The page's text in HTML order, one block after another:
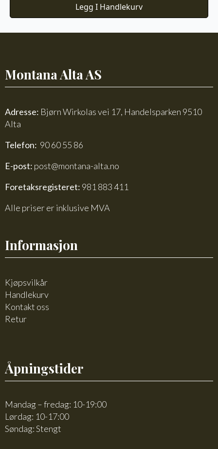
Legg I Handlekurv
Montana Alta AS
Adresse: Bjørn Wirkolas vei 17, Handelsparken 9510
Alta
Telefon: 90 60 55 86
E-post: post@montana-alta.no
Foretaksregisteret: 981 883 411
Alle priser er inklusive MVA
Informasjon
Kjøpsvilkår
Handlekurv
Kontakt oss
Retur
Åpningstider
Mandag – fredag: 10-19:00
Lørdag: 10-17:00
Søndag: Stengt